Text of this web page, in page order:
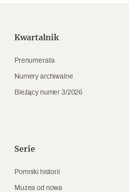
dla modernizmu
ma imię
Kwartalnik
Prenumerata
Numery archiwalne
Bieżący numer 3/2026
Serie
Pomniki historii
Muzea od nowa